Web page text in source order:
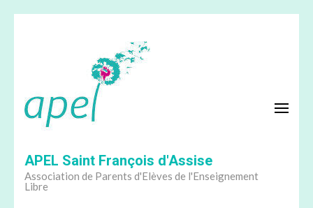
APEL Saint François d'Assise
Association de Parents d'Elèves de l'Enseignement
Libre